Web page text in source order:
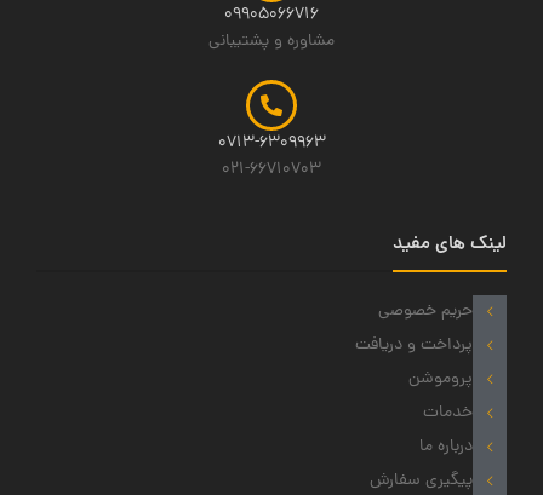
09905066716
مشاوره و پشتیبانی
0713-6309963
021-66710703
لینک های مفید
حریم خصوصی
پرداخت و دریافت
پروموشن
خدمات
درباره ما
پیگیری سفارش